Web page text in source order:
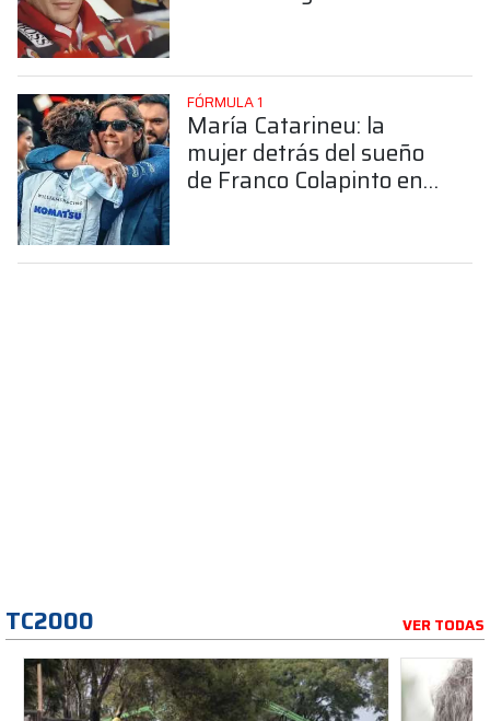
FÓRMULA 1
María Catarineu: la
mujer detrás del sueño
de Franco Colapinto en
TC2000 VER TODAS